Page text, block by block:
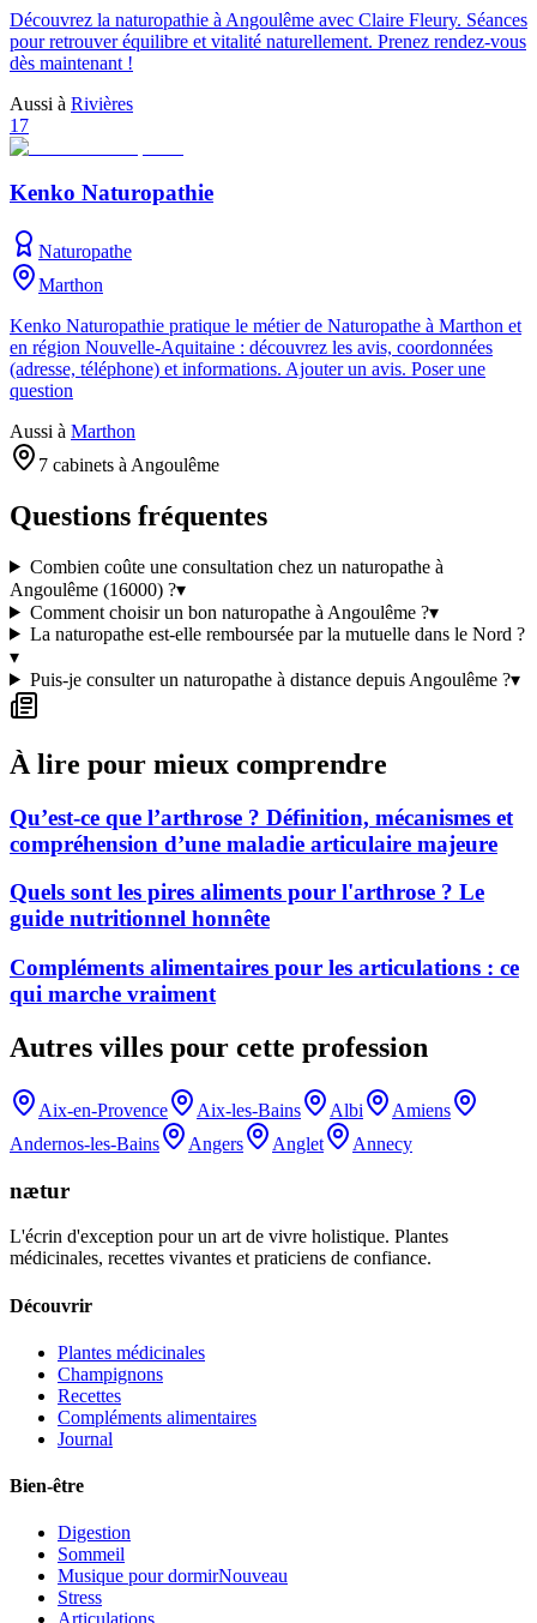
Découvrez la naturopathie à Angoulême avec Claire Fleury. Séances
pour retrouver équilibre et vitalité naturellement. Prenez rendez-vous
dès maintenant !
Aussi à Rivières
17
Kenko Naturopathie
Naturopathe
Marthon
Kenko Naturopathie pratique le métier de Naturopathe à Marthon et
en région Nouvelle-Aquitaine : découvrez les avis, coordonnées
(adresse, téléphone) et informations. Ajouter un avis. Poser une
question
Aussi à Marthon
7 cabinets à Angoulême
Questions fréquentes
Combien coûte une consultation chez un naturopathe à
Angoulême (16000) ?▾
Comment choisir un bon naturopathe à Angoulême ?▾
La naturopathe est-elle remboursée par la mutuelle dans le Nord ?
▾
Puis-je consulter un naturopathe à distance depuis Angoulême ?▾
À lire pour mieux comprendre
Qu’est-ce que l’arthrose ? Définition, mécanismes et
compréhension d’une maladie articulaire majeure
Quels sont les pires aliments pour l'arthrose ? Le
guide nutritionnel honnête
Compléments alimentaires pour les articulations : ce
qui marche vraiment
Autres villes pour cette profession
Aix-en-Provence Aix-les-Bains Albi
Amiens
Andernos-les-Bains
Angers Anglet Annecy
nætur
L'écrin d'exception pour un art de vivre holistique. Plantes
médicinales, recettes vivantes et praticiens de confiance.
Découvrir
Plantes médicinales
Champignons
Recettes
Compléments alimentaires
Journal
Bien-être
Digestion
Sommeil
Musique pour dormirNouveau
Stress